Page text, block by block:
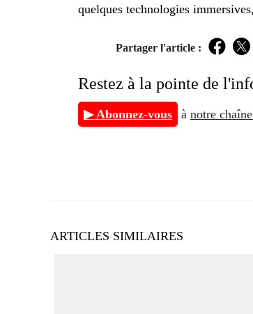
quelques technologies
Partager l'article :
Restez à la pointe de
▶ Abonnez-vous à notre
ARTICLES SIMILAIRES